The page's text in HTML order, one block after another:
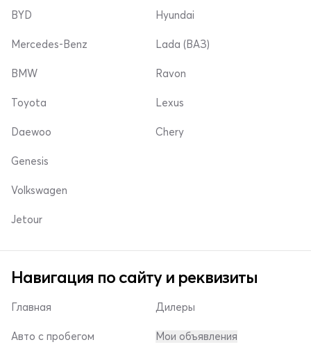
BYD
Mercedes-Benz
Hyundai
Lada (ВАЗ)
BMW
Toyota
Daewoo
Ravon
Lexus
Chery
Genesis
Volkswagen
Jetour
Навигация по сайту и реквизиты
Главная
Авто с пробегом
Дилеры
Мои объявления